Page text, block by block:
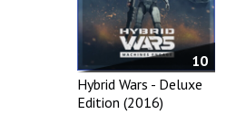
10
Hybrid Wars - Deluxe
Edition (2016)